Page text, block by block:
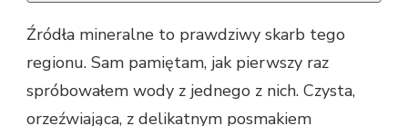
Źródła mineralne to prawdziwy skarb tego
regionu. Sam pamiętam, jak pierwszy raz
spróbowałem wody z jednego z nich. Czysta,
orzeźwiająca, z delikatnym posmakiem